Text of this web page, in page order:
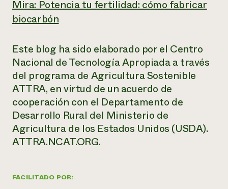
FACILITADO POR:
Mira: Potencia tu fertilidad: cómo fabricar
biocarbón
Este blog ha sido elaborado por el Centro
Nacional de Tecnología Apropiada a través
del programa de Agricultura Sostenible
ATTRA, en virtud de un acuerdo de
cooperación con el Departamento de
Desarrollo Rural del Ministerio de
Agricultura de los Estados Unidos (USDA).
ATTRA.NCAT.ORG.